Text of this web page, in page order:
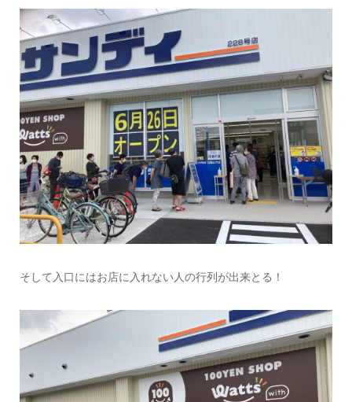
そして入口にはお店に入れない人の行列が出来とる！